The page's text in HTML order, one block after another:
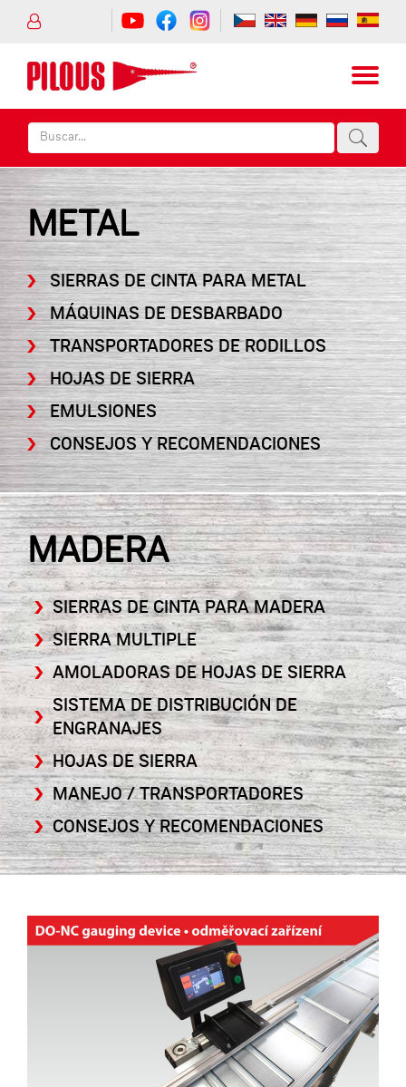
METAL
SIERRAS DE CINTA PARA METAL
MÁQUINAS DE DESBARBADO
TRANSPORTADORES DE RODILLOS
HOJAS DE SIERRA
EMULSIONES
CONSEJOS Y RECOMENDACIONES
MADERA
SIERRAS DE CINTA PARA MADERA
SIERRA MULTIPLE
AMOLADORAS DE HOJAS DE SIERRA
SISTEMA DE DISTRIBUCIÓN DE
ENGRANAJES
HOJAS DE SIERRA
MANEJO / TRANSPORTADORES
CONSEJOS Y RECOMENDACIONES